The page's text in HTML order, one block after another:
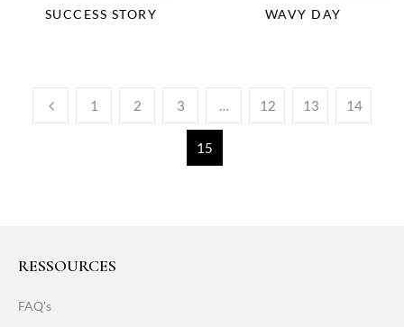
SUCCESS STORY WAVY DAY
1 2 3 … 12 13 14
15
RESSOURCES
FAQ's